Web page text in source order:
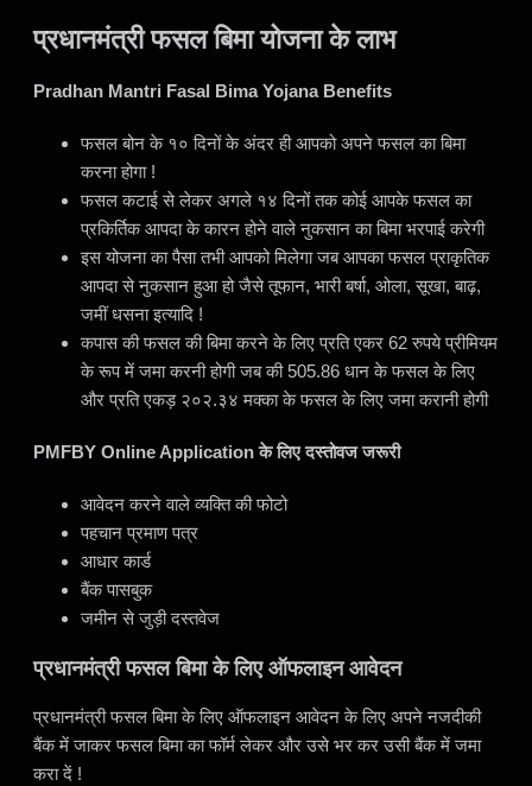
प्रधानमंत्री फसल बिमा योजना के लाभ
Pradhan Mantri Fasal Bima Yojana Benefits
फसल बोन के १० दिनों के अंदर ही आपको अपने फसल का बिमा
करना होगा !
फसल कटाई से लेकर अगले १४ दिनों तक कोई आपके फसल का
प्रकिर्तिक आपदा के कारन होने वाले नुकसान का बिमा भरपाई करेगी
इस योजना का पैसा तभी आपको मिलेगा जब आपका फसल प्राकृतिक
आपदा से नुकसान हुआ हो जैसे तूफान, भारी बर्षा, ओला, सूखा, बाढ़,
जमीं धसना इत्यादि !
कपास की फसल की बिमा करने के लिए प्रति एकर 62 रुपये प्रीमियम
के रूप में जमा करनी होगी जब की 505.86 धान के फसल के लिए
और प्रति एकड़ २०२.३४ मक्का के फसल के लिए जमा करानी होगी
PMFBY Online Application के लिए दस्तोवज जरूरी
आवेदन करने वाले व्यक्ति की फोटो
पहचान प्रमाण पत्र
आधार कार्ड
बैंक पासबुक
जमीन से जुड़ी दस्तवेज
प्रधानमंत्री फसल बिमा के लिए ऑफलाइन आवेदन
प्रधानमंत्री फसल बिमा के लिए ऑफलाइन आवेदन के लिए अपने नजदीकी
बैंक में जाकर फसल बिमा का फॉर्म लेकर और उसे भर कर उसी बैंक में जमा
करा दें !